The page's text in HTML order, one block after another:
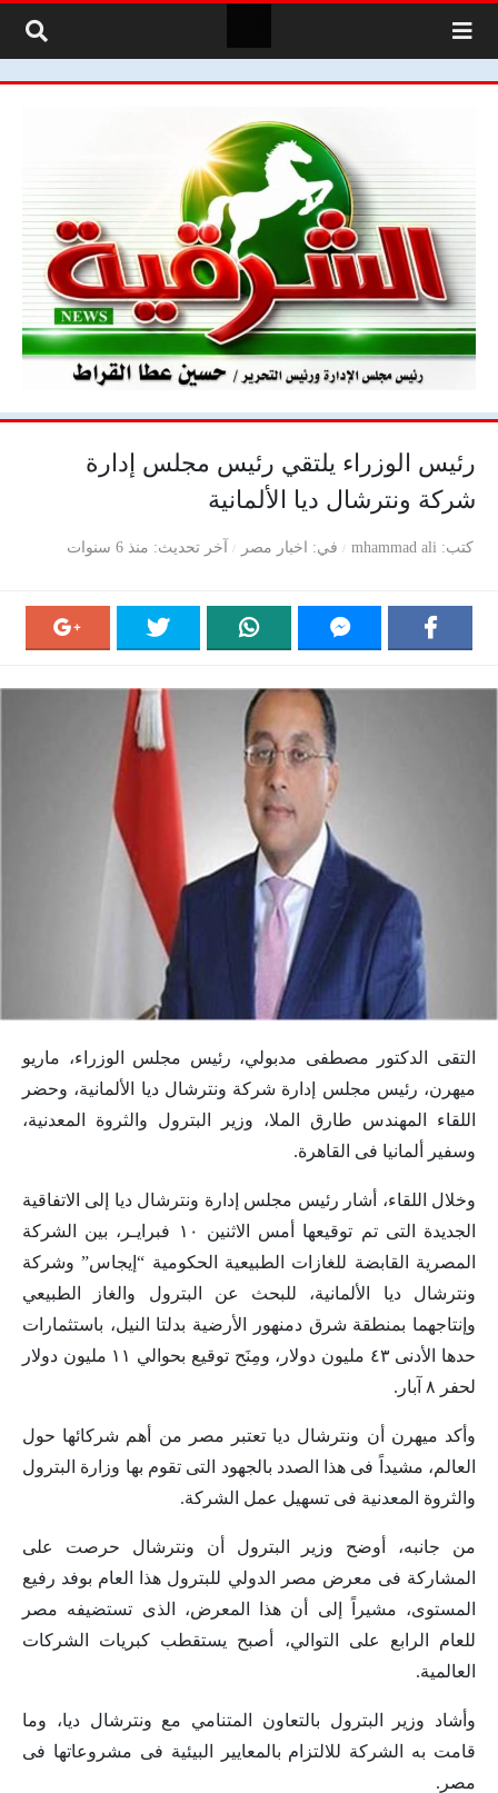
رئيس الوزراء يلتقي رئيس مجلس إدارة
شركة ونترشال ديا الألمانية
كتب mhammad ali في اخبار مصر آخر تحديث منذ 6 سنوات
التقى الدكتور مصطفى مدبولي، رئيس مجلس الوزراء، ماريو
ميهرن، رئيس مجلس إدارة شركة ونترشال ديا الألمانية، وحضر
اللقاء المهندس طارق الملا، وزير البترول والثروة المعدنية،
وسفير ألمانيا فى القاهرة.
وخلال اللقاء، أشار رئيس مجلس إدارة ونترشال ديا إلى الاتفاقية
الجديدة التى تم توقيعها أمس الاثنين ١٠ فبرايـر، بين الشركة
المصرية القابضة للغازات الطبيعية الحكومية “إيجاس” وشركة
ونترشال ديا الألمانية، للبحث عن البترول والغاز الطبيعي
وإنتاجهما بمنطقة شرق دمنهور الأرضية بدلتا النيل، باستثمارات
حدها الأدنى ٤٣ مليون دولار، ومِنَح توقيع بحوالي ١١ مليون دولار
لحفر ٨ آبار.
وأكد ميهرن أن ونترشال ديا تعتبر مصر من أهم شركائها حول
العالم، مشيداً فى هذا الصدد بالجهود التى تقوم بها وزارة البترول
والثروة المعدنية فى تسهيل عمل الشركة.
من جانبه، أوضح وزير البترول أن ونترشال حرصت على
المشاركة فى معرض مصر الدولي للبترول هذا العام بوفد رفيع
المستوى، مشيراً إلى أن هذا المعرض، الذى تستضيفه مصر
للعام الرابع على التوالي، أصبح يستقطب كبريات الشركات
العالمية.
وأشاد وزير البترول بالتعاون المتنامي مع ونترشال ديا، وما
قامت به الشركة للالتزام بالمعايير البيئية فى مشروعاتها فى
مصر.